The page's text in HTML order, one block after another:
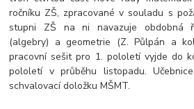
ročníku ZŠ, zpracované v souladu s
stupni ZŠ na ni navazuje obdobná
(algebry) a geometrie (Z. Půlpán a
pracovní sešit pro 1. pololetí vyjde do
pololetí v průběhu listopadu.
schvalovací doložku MŠMT.